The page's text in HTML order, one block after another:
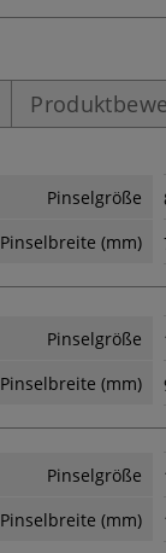
Pinselgröße
Pinselbreite (mm)
Pinselgröße
Pinselbreite (mm)
Pinselgröße
Pinselbreite (mm)